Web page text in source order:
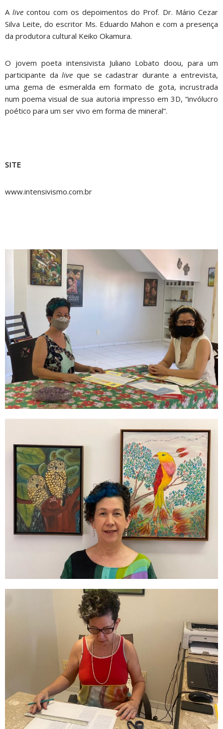
Alivecontou com os depoimentos do Prof. Dr. Mário Cezar
Silva Leite, do escritor Ms. Eduardo Mahon e com a presença
da produtora cultural Keiko Okamura.
O jovem poeta intensivista Juliano Lobato doou, para um
participante dalive que se cadastrar durante a entrevista,
uma gema de esmeralda em formato de gota, incrustrada
num poema visual de sua autoria impresso em 3D, “invólucro
poético para um ser vivo em forma de mineral”.
SITE
www.intensivismo.com.br